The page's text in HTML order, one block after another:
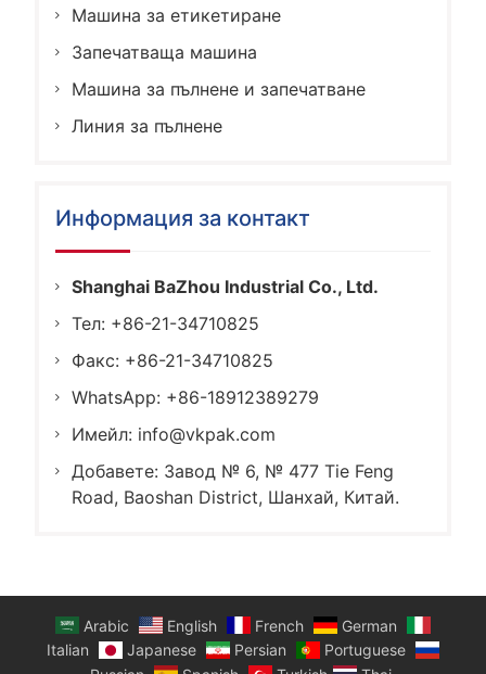
Машина за етикетиране
Запечатваща машина
Машина за пълнене и запечатване
Линия за пълнене
Информация за контакт
Shanghai BaZhou Industrial Co., Ltd.
Тел: +86-21-34710825
Факс: +86-21-34710825
WhatsApp: +86-18912389279
Имейл: info@vkpak.com
Добавете: Завод № 6, № 477 Tie Feng
Road, Baoshan District, Шанхай, Китай.
Arabic English French
German
Italian
Japanese Persian
Portuguese